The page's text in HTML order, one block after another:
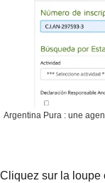
Argentina Pura : une
Cliquez sur la loupe